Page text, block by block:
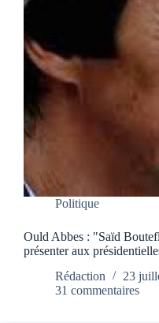
Politique
Ould Abbes : "Saïd
présenter aux
Rédaction
23
31 commentaires